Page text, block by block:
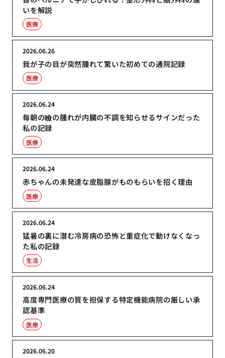
いを解説
医療
我が子の目が突然腫れて驚いた初めての通院記録
2026.06.26
医療
毎朝の瞼の腫れが内臓の不調を知らせるサインだった
私の記録
2026.06.24
医療
赤ちゃんの未発達な皮脂腺がものもらいを招く理由
2026.06.24
医療
猛暑の裏に潜む冷房病の恐怖と重症化で動けなくなっ
た私の記録
2026.06.24
生活
高度専門医療の質を担保する特定機能病院の厳しい承
認基準
2026.06.24
医療
2026.06.20